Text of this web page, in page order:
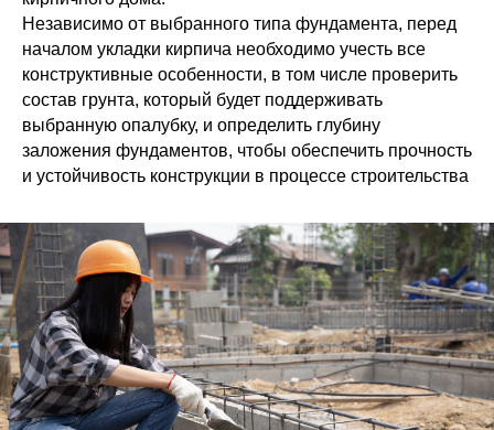
Независимо от выбранного типа фундамента, перед
началом укладки кирпича необходимо учесть все
конструктивные особенности, в том числе проверить
состав грунта, который будет поддерживать
выбранную опалубку, и определить глубину
заложения фундаментов, чтобы обеспечить прочность
и устойчивость конструкции в процессе строительства